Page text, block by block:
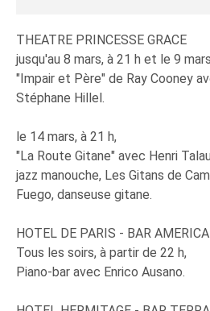
THEATRE PRINCESSE GRACE
jusqu'au 8 mars, à 21 h et le 9
"Impair et Père" de Ray Cooney
Stéphane Hillel.
le 14 mars, à 21 h,
"La Route Gitane" avec Henri
jazz manouche, Les Gitans de
Fuego, danseuse gitane.
HOTEL DE PARIS - BAR
Tous les soirs, à partir de 22 h,
Piano-bar avec Enrico Ausano.